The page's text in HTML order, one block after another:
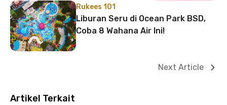
Rukees 101
Liburan Seru di Ocean Park BSD,
Coba 8 Wahana Air Ini!
Next Article
Artikel Terkait